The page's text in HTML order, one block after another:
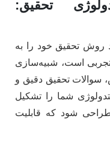
تحقیق:
روش تحقیق خود را به
است، شبیه‌سازی
سوالات تحقیق دقیق و
شما را تشکیل
شود که قابلیت